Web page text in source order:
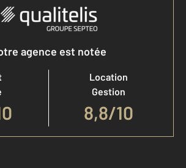
agence est notée
Location
Gestion
8,8/10